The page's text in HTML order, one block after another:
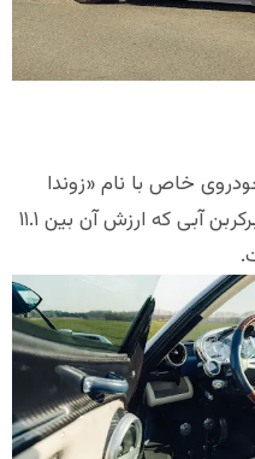
خاص با نام «زوندا
Unica» است؛ نسخه‌ای با بدنه فیبرکربن آبی که ارزش آن بین ۱۱.۱